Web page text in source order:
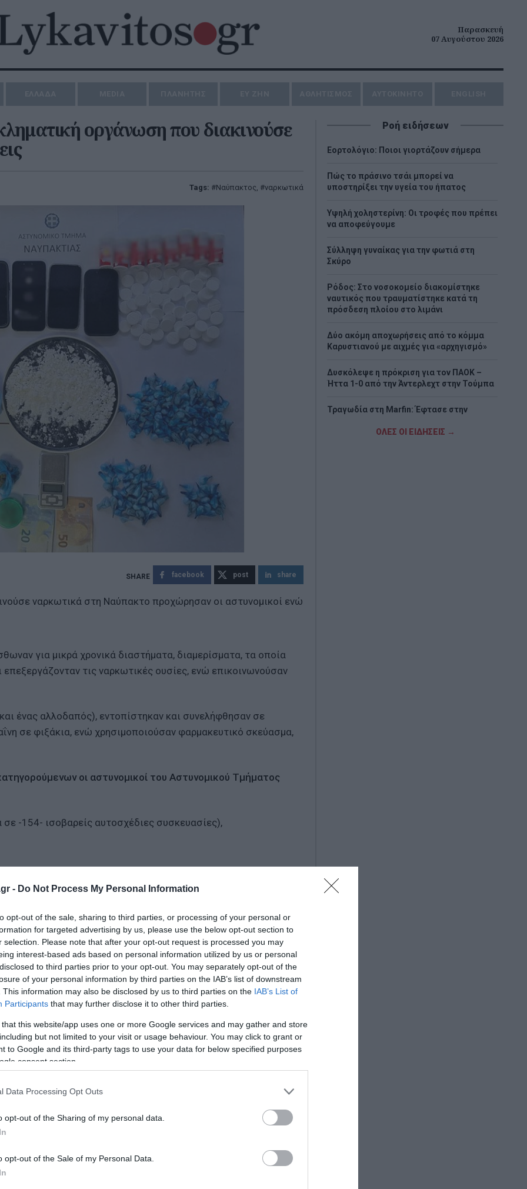
- Do Not Process My Personal Information
opt-out of the sale, sharing to third parties, or processing of your personal or
for targeted advertising by us, please use the below opt-out section to
selection. Please note that after your opt-out request is processed you may
interest-based ads based on personal information utilized by us or personal
to third parties prior to your opt-out. You may separately opt-out of the
of your personal information by third parties on the IAB’s list of downstream
This information may also be disclosed by us to third parties on the IAB’s List of
Participants that may further disclose it to other third parties.
that this website/app uses one or more Google services and may gather and store
but not limited to your visit or usage behaviour. You may click to grant or
to Google and its third-party tags to use your data for below specified purposes
consent section.
Data Processing Opt Outs
opt-out of the Sharing of my personal data.
opt-out of the Sale of my Personal Data.
Παρασκευή
07 Αυγούστου 2026
οργάνωση που διακινούσε
Tags: Ναύπακτος, ναρκωτικά
facebook post share
ναρκωτικά στη Ναύπακτο προχώρησαν οι αστυνομικοί ενώ
για μικρά χρονικά διαστήματα, διαμερίσματα, τα οποία
τις ναρκωτικές ουσίες, ενώ επικοινωνούσαν
ένας αλλοδαπός), εντοπίστηκαν και συνελήφθησαν σε
σε φιξάκια, ενώ χρησιμοποιούσαν φαρμακευτικό σκεύασμα,
οι αστυνομικοί του Αστυνομικού Τμήματος
-154- ισοβαρείς αυτοσχέδιες συσκευασίες),
χαρακτήρα, για εγκληματική οργάνωση και
Πρωτοδικών Αιτωλοακαρνανίας / Παράλληλη Έδρα
τέλεσης αξιόποινης πράξης.
εκτέλεσαν τον 27χρονο
λόγω πλημμυρών
της κακοκαιρίας
Ροή ειδήσεων
Εορτολόγιο: Ποιοι γιορτάζουν σήμερα
Πώς το πράσινο τσάι μπορεί να
υποστηρίξει την υγεία του ήπατος
Υψηλή χοληστερίνη: Οι τροφές που πρέπει
να αποφεύγουμε
Σύλληψη γυναίκας για την φωτιά στη
Σκύρο
Ρόδος: Στο νοσοκομείο διακομίστηκε
ναυτικός που τραυματίστηκε κατά τη
πρόσδεση πλοίου στο λιμάνι
Δύο ακόμη αποχωρήσεις από το κόμμα
Καρυστιανού με αιχμές για «αρχηγισμό»
Δυσκόλεψε η πρόκριση για τον ΠΑΟΚ –
Ήττα 1-0 από την Άντερλεχτ στην Τούμπα
Τραγωδία στη Marfin: Έφτασε στην
είχε συλληφθεί στο Λονδίνο
ΟΛΕΣ ΟΙ ΕΙΔΗΣΕΙΣ →